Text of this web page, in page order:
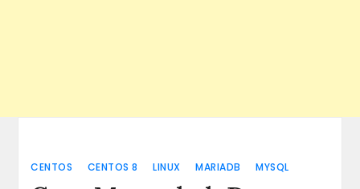
CENTOS CENTOS 8 LINUX MARIADB MYSQL